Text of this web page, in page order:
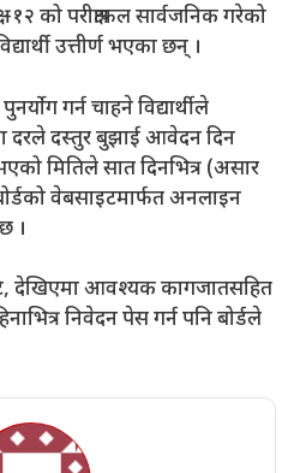
को परीक्षाफल सार्वजनिक गरेको
उत्तीर्ण भएका छन् ।
गर्न चाहने विद्यार्थीले
दरले दस्तुर बुझाई आवेदन दिन
मितिले सात दिनभित्र (असार
वेबसाइटमार्फत अनलाइन
।
देखिएमा आवश्यक कागजातसहित
निवेदन पेस गर्न पनि बोर्डले